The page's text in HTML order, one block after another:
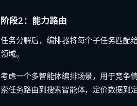
阶段2：能力路由
任务分解后，编排器将每个子任务匹
领域。
考虑一个多智能体编排场景，用于竞争
索任务路由到搜索智能体，定价数据到